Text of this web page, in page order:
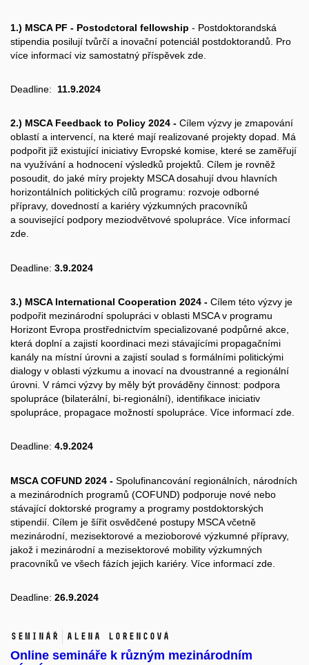
1.) MSCA PF - Postodctoral fellowship - Postdoktorandská
stipendia posilují tvůrčí a inovační potenciál postdoktorandů. Pro
více informací viz samostatný příspěvek zde
Deadline: 11.9.2024
2.) MSCA Feedback to Policy 2024 - Cílem výzvy je zmapování
oblastí a intervencí, na které mají realizované projekty dopad. Má
podpořit již existující iniciativy Evropské komise, které se zaměřují
na využívání a hodnocení výsledků projektů. Cílem je rovněž
posoudit, do jaké míry projekty MSCA dosahují dvou hlavních
horizontálních politických cílů programu: rozvoje odborné
přípravy, dovedností a kariéry výzkumných pracovníků
a související podpory meziodvětvové spolupráce. Více informací
zde.
Deadline: 3.9.2024
3.) MSCA International Cooperation 2024 - Cílem této výzvy je
podpořit mezinárodní spolupráci v oblasti MSCA v programu
Horizont Evropa prostřednictvím specializované podpůrné akce,
která doplní a zajistí koordinaci mezi stávajícími propagačními
kanály na místní úrovni a zajistí soulad s formálními politickými
dialogy v oblasti výzkumu a inovací na dvoustranné a regionální
úrovni. V rámci výzvy by měly být prováděny činnost: podpora
spolupráce (bilaterální, bi-regionální), identifikace iniciativ
spolupráce, propagace možností spolupráce. Více informací zde
Deadline: 4.9.2024
MSCA COFUND 2024 - Spolufinancování regionálních, národních
a mezinárodních programů (COFUND) podporuje nové nebo
stávající doktorské programy a programy postdoktorských
stipendií. Cílem je šířit osvědčené postupy MSCA včetně
mezinárodní, mezisektorové a mezioborové výzkumné přípravy,
jakož i mezinárodní a mezisektorové mobility výzkumných
pracovníků ve všech fázích jejich kariéry. Více informací zde
Deadline: 26.9.2024
Seminář Alena Lorencová
Online semináře k různým mezinárodním